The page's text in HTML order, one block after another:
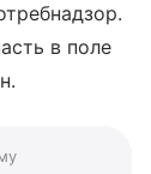
в поле